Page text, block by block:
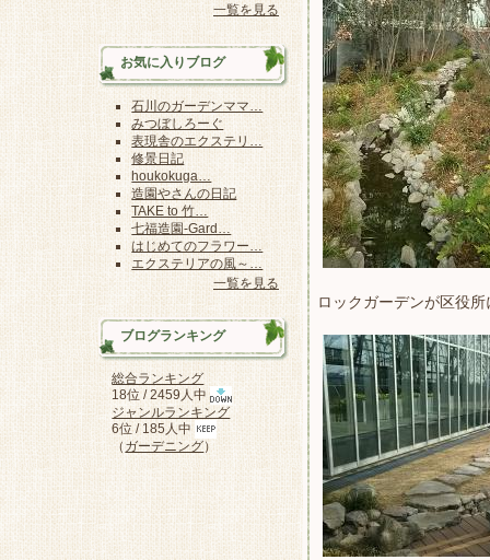
ロックガーデンが区役
一覧を見る
お気に入りブログ
石川のガーデンママ…
みつぼしろーぐ
表現舎のエクステリ…
修景日記
houkokuga…
造園やさんの日記
TAKE to 竹…
七福造園-Gard…
はじめてのフラワー…
エクステリアの風～…
一覧を見る
ブログランキング
総合ランキング
18位 / 2459人中
ジャンルランキング
6位 / 185人中
（ ガーデニング）